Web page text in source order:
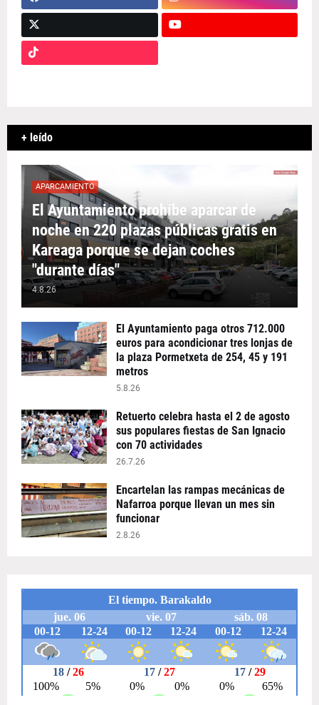
+ leído
APARCAMIENTO
El Ayuntamiento prohíbe aparcar de
noche en 220 plazas públicas gratis en
Kareaga porque se dejan coches
"durante días"
4.8.26
El Ayuntamiento paga otros 712.000
euros para acondicionar tres lonjas de
la plaza Pormetxeta de 254, 45 y 191
metros
5.8.26
Retuerto celebra hasta el 2 de agosto
sus populares fiestas de San Ignacio
con 70 actividades
26.7.26
Encartelan las rampas mecánicas de
Nafarroa porque llevan un mes sin
funcionar
2.8.26